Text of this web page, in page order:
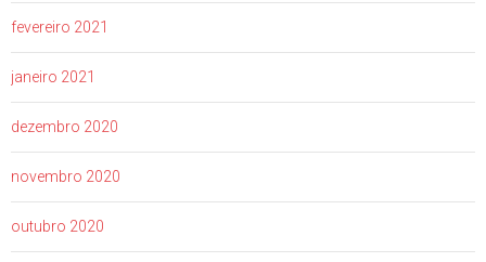
fevereiro 2021
janeiro 2021
dezembro 2020
novembro 2020
outubro 2020